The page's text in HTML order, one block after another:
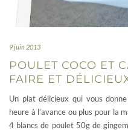
9 juin 2013
POULET COCO ET
FAIRE ET
Un plat délicieux qui vous
heure à l’avance ou plus pour la
4 blancs de poulet 50g de